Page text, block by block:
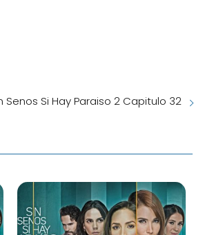
Senos Si Hay Paraiso 2 Capitulo 32